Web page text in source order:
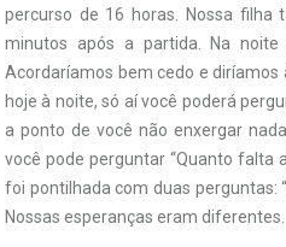
percurso de 16 horas. Nossa
minutos após a partida. Na
Acordaríamos bem cedo e diríamos
hoje à noite, só aí você poderá
a ponto de você não enxergar
você pode perguntar “Quanto falta
foi pontilhada com duas perguntas:
Nossas esperanças eram diferentes.